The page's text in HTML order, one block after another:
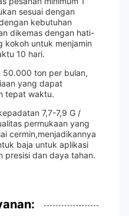
sesuai dengan
kebutuhan
dikemas dengan hati-
kokoh untuk menjamin
10 hari.
50.000 ton per bulan,
yang dapat
tepat waktu.
7,7-7,9 G /
permukaan yang
cermin,menjadikannya
baja untuk aplikasi
presisi dan daya tahan.